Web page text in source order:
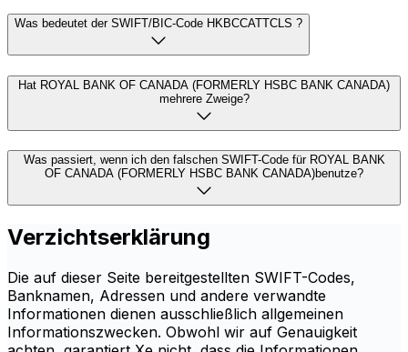
Was bedeutet der SWIFT/BIC-Code HKBCCATTCLS ?
Hat ROYAL BANK OF CANADA (FORMERLY HSBC BANK CANADA)
mehrere Zweige?
Was passiert, wenn ich den falschen SWIFT-Code für ROYAL BANK
OF CANADA (FORMERLY HSBC BANK CANADA)benutze?
Verzichtserklärung
Die auf dieser Seite bereitgestellten SWIFT-Codes,
Banknamen, Adressen und andere verwandte
Informationen dienen ausschließlich allgemeinen
Informationszwecken. Obwohl wir auf Genauigkeit